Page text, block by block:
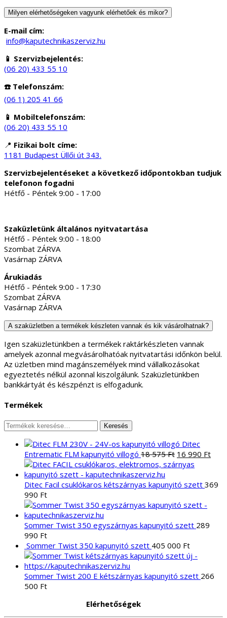
Milyen elérhetőségeken vagyunk elérhetőek és mikor?
E-mail cím:
info@kaputechnikaszerviz.hu
📱 Szervizbejelentés:
(06 20) 433 55 10
☎️ Telefonszám:
(06 1) 205 41 66
📱 Mobiltelefonszám:
(06 20) 433 55 10
📍 Fizikai bolt címe:
1181 Budapest Üllői út 343.
Szervizbejelentéseket a következő időpontokban tudjuk
telefonon fogadni
Hétfő - Péntek 9:00 - 17:00
Szaküzletünk általános nyitvatartása
Hétfő - Péntek 9:00 - 18:00
Szombat ZÁRVA
Vasárnap ZÁRVA
Árukiadás
Hétfő - Péntek 9:00 - 17:30
Szombat ZÁRVA
Vasárnap ZÁRVA
A szaküzletben a termékek készleten vannak és kik vásárolhatnak?
Igen szaküzletünkben a termékek raktárkészleten vannak
amelyek azonnal megvásárolhatóak nyitvatartási időnkön belül.
Az üzletben mind magánszemélyek mind vállalkozásokat
egyeztetés nélkül azonnal kiszolgálunk. Szaküzletünkben
bankkártyát és készpénzt is elfogadunk.
Termékek
Keresés
a
következőre:
Keresés
Ditec
Entrematic FLM kapunyitó villogó 18 575Ft Original
price
18
16 990 Ft
16
Ditec Facil csuklókaros kétszárnyas kapunyitó szett 369
990 Ft
Sommer Twist 350 egyszárnyas kapunyitó szett 289
990 Ft
Sommer Twist 350 kapunyitó szett 405 000 Ft
Sommer Twist 200 E kétszárnyas kapunyitó szett 266
500 Ft
Elérhetőségek